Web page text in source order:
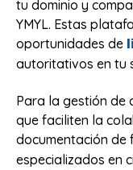
tu dominio y
YMYL. Estas
oportunidades de
autoritativos en tu
Para la gestión de
que faciliten la
documentación de
especializados en